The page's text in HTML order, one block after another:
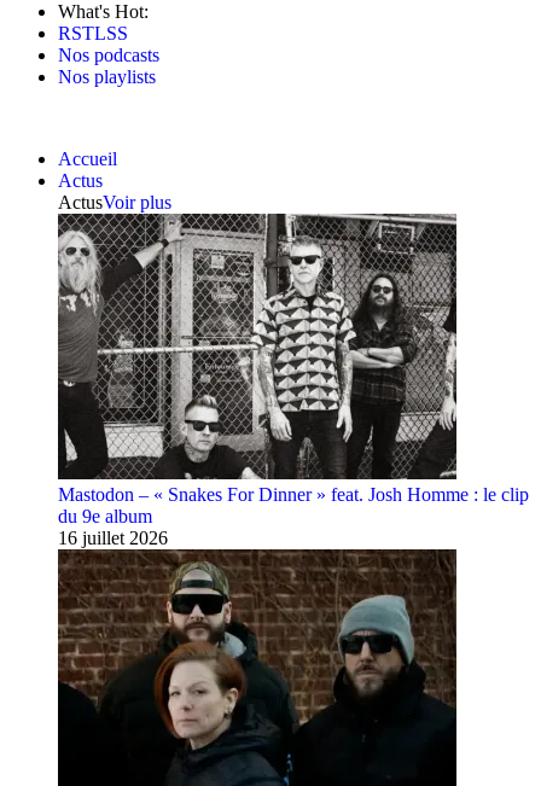
What's Hot:
RSTLSS
Nos podcasts
Nos playlists
Accueil
Actus
ActusVoir plus
Mastodon – « Snakes For Dinner » feat. Josh Homme : le clip
du 9e album
16 juillet 2026